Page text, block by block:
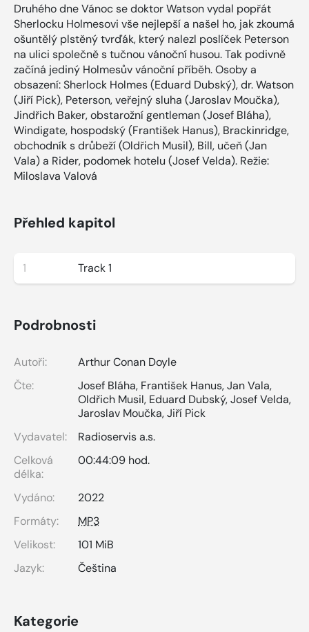
Druhého dne Vánoc se doktor Watson vydal popřát
Sherlocku Holmesovi vše nejlepší a našel ho, jak zkoumá
ošuntělý plstěný tvrďák, který nalezl poslíček Peterson
na ulici společně s tučnou vánoční husou. Tak podivně
začíná jediný Holmesův vánoční příběh. Osoby a
obsazení: Sherlock Holmes (Eduard Dubský), dr. Watson
(Jiří Pick), Peterson, veřejný sluha (Jaroslav Moučka),
Jindřich Baker, obstarožní gentleman (Josef Bláha),
Windigate, hospodský (František Hanus), Brackinridge,
obchodník s drůbeží (Oldřich Musil), Bill, učeň (Jan
Vala) a Rider, podomek hotelu (Josef Velda). Režie:
Miloslava Valová
Přehled kapitol
1 Track 1
Podrobnosti
Autoři:
Arthur Conan Doyle
Čte:
Josef Bláha, František Hanus,Jan Vala,
Oldřich Musil, Eduard Dubský,Josef Velda,
Jaroslav Moučka,Jiří Pick
Vydavatel:
Radioservis a.s.
Celková
délka:
00:44:09 hod.
Vydáno:
2022
Formáty:
MP3
Velikost:
101 MiB
Jazyk:
Čeština
Kategorie